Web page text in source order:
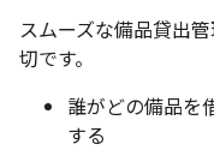
スムーズな備品貸出
切です。
誰がどの備品を
する